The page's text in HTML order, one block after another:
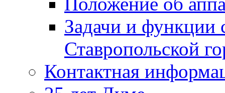
Задачи и функции
Ставропольской
Контактная